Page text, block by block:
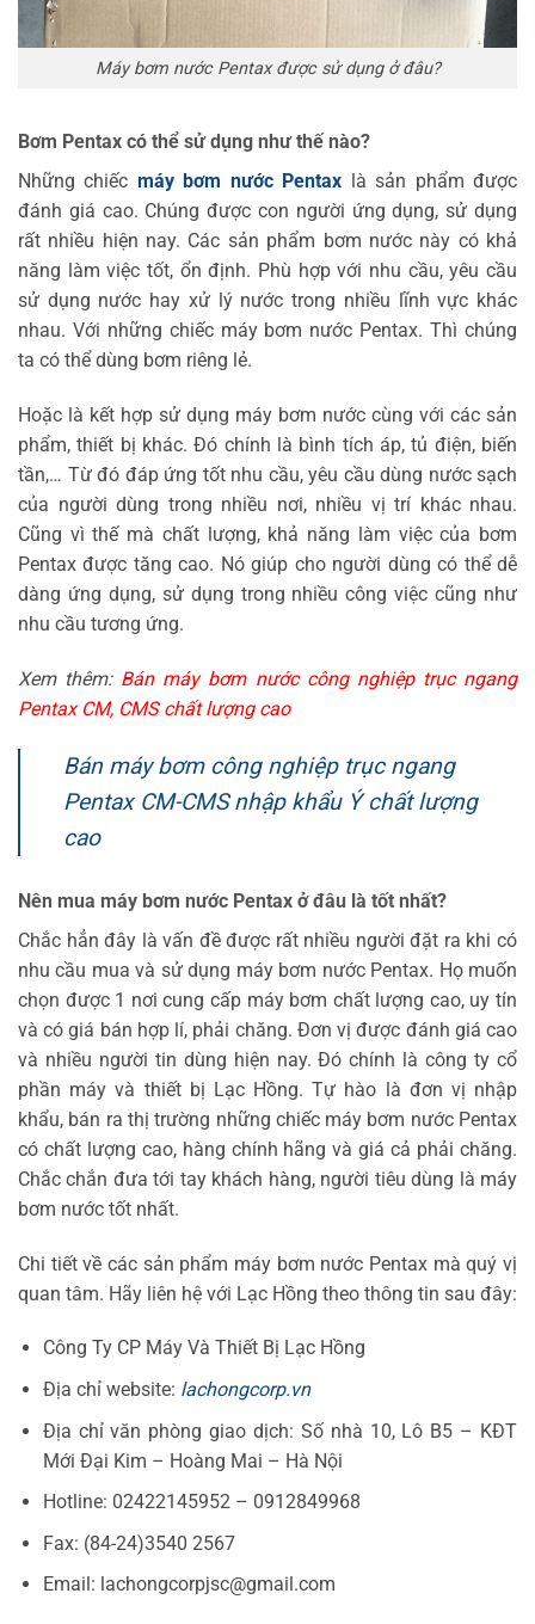
Máy bơm nước Pentax được sử dụng ở đâu?
Bơm Pentax có thể sử dụng như thế nào?
Những chiếc máy bơm nước Pentax là sản phẩm được
đánh giá cao. Chúng được con người ứng dụng, sử dụng
rất nhiều hiện nay. Các sản phẩm bơm nước này có khả
năng làm việc tốt, ổn định. Phù hợp với nhu cầu, yêu cầu
sử dụng nước hay xử lý nước trong nhiều lĩnh vực khác
nhau. Với những chiếc máy bơm nước Pentax. Thì chúng
ta có thể dùng bơm riêng lẻ.
Hoặc là kết hợp sử dụng máy bơm nước cùng với các sản
phẩm, thiết bị khác. Đó chính là bình tích áp, tủ điện, biến
tần,… Từ đó đáp ứng tốt nhu cầu, yêu cầu dùng nước sạch
của người dùng trong nhiều nơi, nhiều vị trí khác nhau.
Cũng vì thế mà chất lượng, khả năng làm việc của bơm
Pentax được tăng cao. Nó giúp cho người dùng có thể dễ
dàng ứng dụng, sử dụng trong nhiều công việc cũng như
nhu cầu tương ứng.
Xem thêm: Bán máy bơm nước công nghiệp trục ngang
Pentax CM, CMS chất lượng cao
Bán máy bơm công nghiệp trục ngang
Pentax CM-CMS nhập khẩu Ý chất lượng
cao
Nên mua máy bơm nước Pentax ở đâu là tốt nhất?
Chắc hẳn đây là vấn đề được rất nhiều người đặt ra khi có
nhu cầu mua và sử dụng máy bơm nước Pentax. Họ muốn
chọn được 1 nơi cung cấp máy bơm chất lượng cao, uy tín
và có giá bán hợp lí, phải chăng. Đơn vị được đánh giá cao
và nhiều người tin dùng hiện nay. Đó chính là công ty cổ
phần máy và thiết bị Lạc Hồng. Tự hào là đơn vị nhập
khẩu, bán ra thị trường những chiếc máy bơm nước Pentax
có chất lượng cao, hàng chính hãng và giá cả phải chăng.
Chắc chắn đưa tới tay khách hàng, người tiêu dùng là máy
bơm nước tốt nhất.
Chi tiết về các sản phẩm máy bơm nước Pentax mà quý vị
quan tâm. Hãy liên hệ với Lạc Hồng theo thông tin sau đây:
Công Ty CP Máy Và Thiết Bị Lạc Hồng
Địa chỉ website: lachongcorp.vn
Địa chỉ văn phòng giao dịch: Số nhà 10, Lô B5 – KĐT
Mới Đại Kim – Hoàng Mai – Hà Nội
Hotline: 02422145952 – 0912849968
Fax: (84-24)3540 2567
Email: lachongcorpjsc@gmail.com